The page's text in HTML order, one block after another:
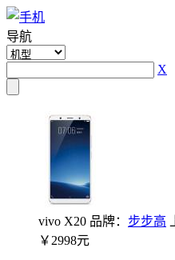
导航
X
vivo X20 品牌： 步步高
￥2998元